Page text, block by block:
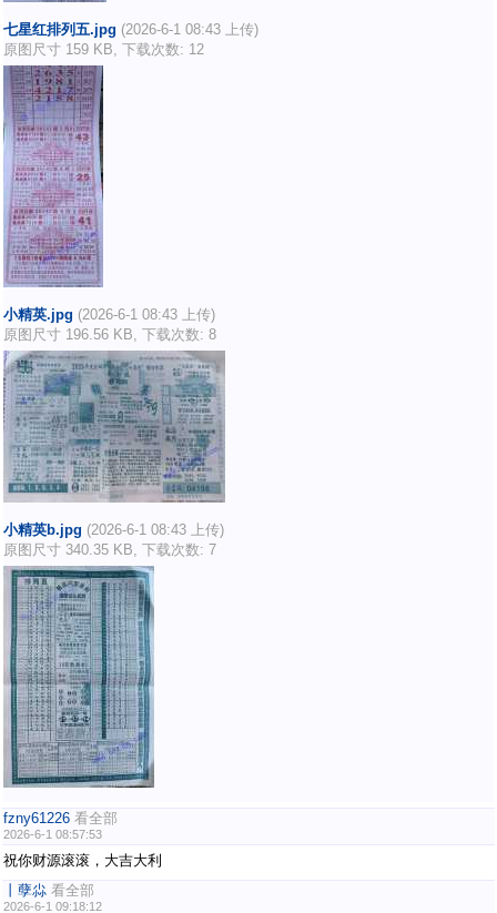
七星红排列五.jpg (2026-6-1 08:43 上传)
原图尺寸 159 KB, 下载次数: 12
小精英.jpg (2026-6-1 08:43 上传)
原图尺寸 196.56 KB, 下载次数: 8
小精英b.jpg (2026-6-1 08:43 上传)
原图尺寸 340.35 KB, 下载次数: 7
fzny61226 看全部
2026-6-1 08:57:53
祝你财源滚滚，大吉大利
丨孽尛 看全部
2026-6-1 09:18:12